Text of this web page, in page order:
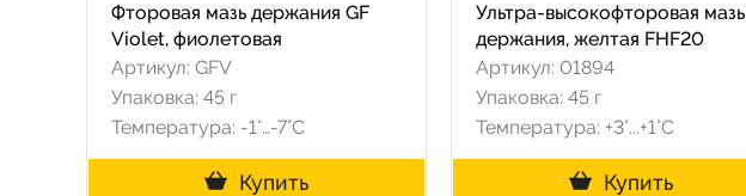
Фторовая мазь держания GF
Violet, фиолетовая
Артикул: GFV
Упаковка: 45 г
Температура: -1°…-7°C
Купить
Ультра-высокофторовая мазь
держания, желтая FHF20
Артикул: 01894
Упаковка: 45 г
Температура: +3°...+1°С
Купить